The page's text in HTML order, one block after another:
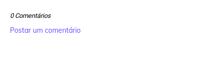
0 Comentários
Postar um comentário